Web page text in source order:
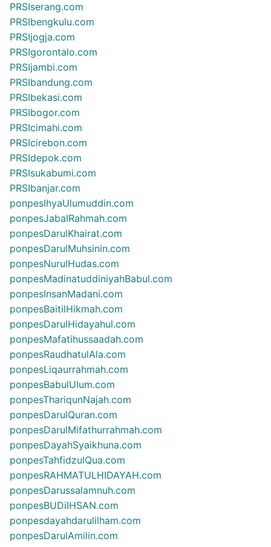
PRSIserang.com
PRSIbengkulu.com
PRSIjogja.com
PRSIgorontalo.com
PRSIjambi.com
PRSIbandung.com
PRSIbekasi.com
PRSIbogor.com
PRSIcimahi.com
PRSIcirebon.com
PRSIdepok.com
PRSIsukabumi.com
PRSIbanjar.com
ponpesIhyaUlumuddin.com
ponpesJabalRahmah.com
ponpesDarulKhairat.com
ponpesDarulMuhsinin.com
ponpesNurulHudas.com
ponpesMadinatuddiniyahBabul.com
ponpesInsanMadani.com
ponpesBaitilHikmah.com
ponpesDarulHidayahul.com
ponpesMafatihussaadah.com
ponpesRaudhatulAla.com
ponpesLiqaurrahmah.com
ponpesBabulUlum.com
ponpesThariqunNajah.com
ponpesDarulQuran.com
ponpesDarulMifathurrahmah.com
ponpesDayahSyaikhuna.com
ponpesTahfidzulQua.com
ponpesRAHMATULHIDAYAH.com
ponpesDarussalamnuh.com
ponpesBUDiIHSAN.com
ponpesdayahdarulilham.com
ponpesDarulAmilin.com